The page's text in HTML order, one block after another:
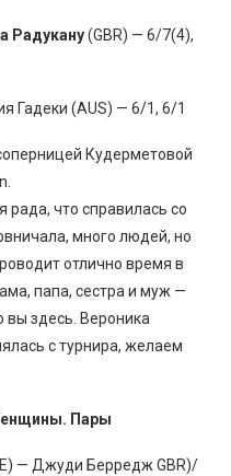
Радукану(GBR) — 6/7(4),
Гадеки (AUS) — 6/1, 6/1
Кудерметовой
рада, что справилась со
много людей, но
отлично время в
папа, сестра и муж —
вы здесь. Вероника
с турнира, желаем
Пары
— Джуди Берредж GBR)/